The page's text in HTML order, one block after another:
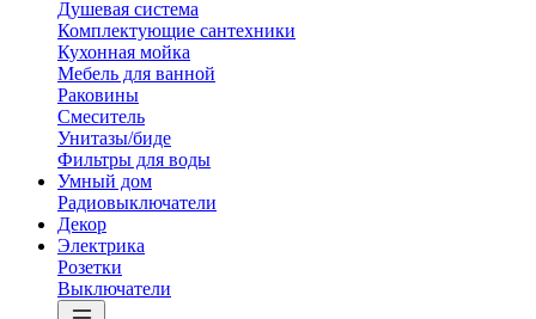
Душевая система
Комплектующие сантехники
Кухонная мойка
Мебель для ванной
Раковины
Смеситель
Унитазы/биде
Фильтры для воды
Умный дом
Радиовыключатели
Декор
Электрика
Розетки
Выключатели